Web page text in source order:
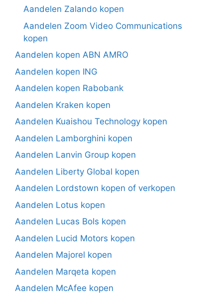
Aandelen Zalando kopen
Aandelen Zoom Video Communications
kopen
Aandelen kopen ABN AMRO
Aandelen kopen ING
Aandelen kopen Rabobank
Aandelen Kraken kopen
Aandelen Kuaishou Technology kopen
Aandelen Lamborghini kopen
Aandelen Lanvin Group kopen
Aandelen Liberty Global kopen
Aandelen Lordstown kopen of verkopen
Aandelen Lotus kopen
Aandelen Lucas Bols kopen
Aandelen Lucid Motors kopen
Aandelen Majorel kopen
Aandelen Marqeta kopen
Aandelen McAfee kopen